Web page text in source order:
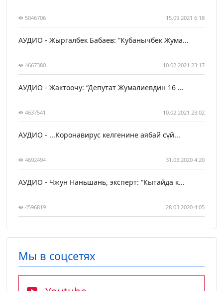
5046706 15.09.2021 6:18
АУДИО - Жыргалбек Бабаев: “Кубанычбек Жума...
4667380 10.02.2021 23:17
АУДИО - Жактоочу: “Депутат Жумалиевдин 16 ...
4637541 10.02.2021 23:02
АУДИО - ...Коронавирус келгенине аябай сүй...
4692494 31.03.2020 4:20
АУДИО - Чжун Наньшань, эксперт: “Кытайда к...
4596819 28.03.2020 4:05
Мы в соцсетях